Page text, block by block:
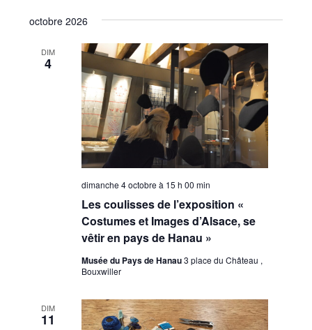
octobre 2026
DIM
4
Les coulisses de l’exposition «
Costumes et Images d’Alsace, se
vêtir en pays de Hanau »
dimanche 4 octobre à 15 h 00 min
Musée du Pays de Hanau3 place du Château ,
Bouxwiller
DIM
11